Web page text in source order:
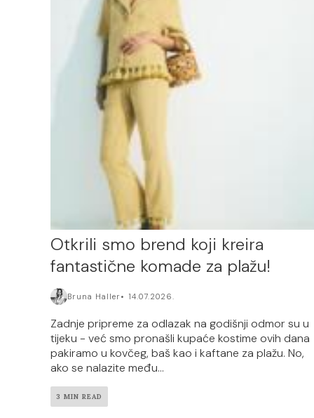
Otkrili smo brend koji kreira
fantastične komade za plažu!
Bruna Haller 14.07.2026.
Zadnje pripreme za odlazak na godišnji odmor su u
tijeku - već smo pronašli kupaće kostime ovih dana
pakiramo u kovčeg, baš kao i kaftane za plažu. No,
ako se nalazite među...
3 MIN READ